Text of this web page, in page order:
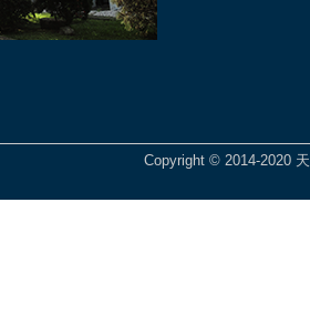
Copyright © 2014-2020